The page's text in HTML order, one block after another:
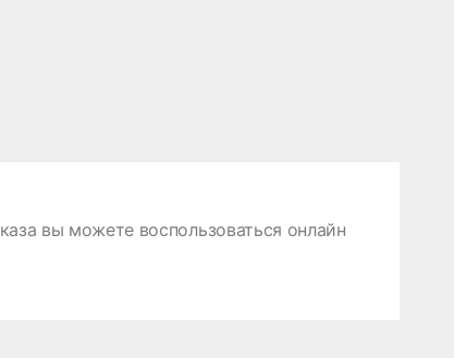
вы можете воспользоваться онлайн